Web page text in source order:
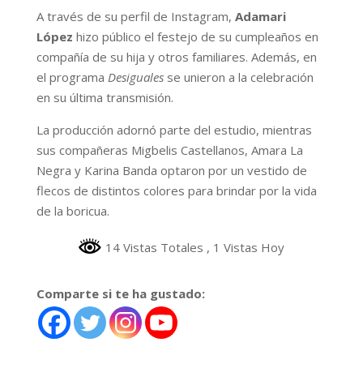
A través de su perfil de Instagram, Adamari
López hizo público el festejo de su cumpleaños en
compañía de su hija y otros familiares. Además, en
el programa Desigualesse unieron a la celebración
en su última transmisión.
La producción adornó parte del estudio, mientras
sus compañeras Migbelis Castellanos, Amara La
Negra y Karina Banda optaron por un vestido de
flecos de distintos colores para brindar por la vida
de la boricua.
14 Vistas Totales , 1 Vistas Hoy
Comparte si te ha gustado: